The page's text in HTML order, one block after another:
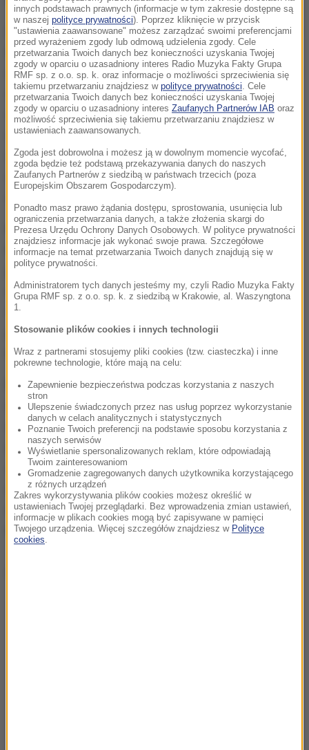
Zaznacza, że porażki go nie zniechęcają, tylko jest w
stanie znaleźć w nich pozytywy.Wiadomo, że
czasami tak jest, że jak człowiek przegra, to analizuje
swój mecz, bo jest więcej czasu do kolejnego
występu, więc teoretycznie o tym, że się przegrało,
można myśleć trochę dłużej. Ale to zależy. Na każdy
mecz trzeba patrzeć z punktu widzenia rozwoju i
okazji do wyciągania wniosków. Nie da się przecież
Hurkacz przyznaje jednak, że jest "trochę
niecierpliwy".Chciałbym być w innym miejscu niż
jestem teraz, ale myślę, że patrząc długofalowo,
może to przynieść dużo lepszy efekt niż gdybym
nagle osiągnął wielki sukces, a nie byłbym na niego
przygotowany- mówi. Dodaje, że musi popracować
nad "paroma elementami".
Polski sportowiec opowiedział także, że w
odróżnieniu od wielu innych sportowców jest
weganem - nie konsumuje produktów pochodzenia
zwierzęcego.Przeczytałem parę książek i filmów i
sam doszedłem do wniosku, że to dla mnie
odpowiednia droga. Dobrze się czuję, mam mnóstwo
energii, wszystko idzie w dobrym kierunku- mówi w
rozmowie z Onetem.
innych podstawach prawnych (informacje w tym zakresie dostępne są
w naszej polityce prywatności). Poprzez kliknięcie w przycisk
"ustawienia zaawansowane" możesz zarządzać swoimi preferencjami
przed wyrażeniem zgody lub odmową udzielenia zgody. Cele
przetwarzania Twoich danych bez konieczności uzyskania Twojej
zgody w oparciu o uzasadniony interes Radio Muzyka Fakty Grupa
RMF sp. z o.o. sp. k. oraz informacje o możliwości sprzeciwienia się
takiemu przetwarzaniu znajdziesz w polityce prywatności. Cele
przetwarzania Twoich danych bez konieczności uzyskania Twojej
zgody w oparciu o uzasadniony interes Zaufanych Partnerów IAB oraz
możliwość sprzeciwienia się takiemu przetwarzaniu znajdziesz w
ustawieniach zaawansowanych.
Zgoda jest dobrowolna i możesz ją w dowolnym momencie wycofać,
zgoda będzie też podstawą przekazywania danych do naszych
Zaufanych Partnerów z siedzibą w państwach trzecich (poza
Europejskim Obszarem Gospodarczym).
Ponadto masz prawo żądania dostępu, sprostowania, usunięcia lub
ograniczenia przetwarzania danych, a także złożenia skargi do
Prezesa Urzędu Ochrony Danych Osobowych. W polityce prywatności
znajdziesz informacje jak wykonać swoje prawa. Szczegółowe
informacje na temat przetwarzania Twoich danych znajdują się w
polityce prywatności.
Administratorem tych danych jesteśmy my, czyli Radio Muzyka Fakty
Grupa RMF sp. z o.o. sp. k. z siedzibą w Krakowie, al. Waszyngtona
1.
Stosowanie plików cookies i innych technologii
Wraz z partnerami stosujemy pliki cookies (tzw. ciasteczka) i inne
pokrewne technologie, które mają na celu:
Zapewnienie bezpieczeństwa podczas korzystania z naszych
stron
Ulepszenie świadczonych przez nas usług poprzez wykorzystanie
danych w celach analitycznych i statystycznych
Poznanie Twoich preferencji na podstawie sposobu korzystania z
naszych serwisów
Wyświetlanie spersonalizowanych reklam, które odpowiadają
Twoim zainteresowaniom
Gromadzenie zagregowanych danych użytkownika korzystającego
z różnych urządzeń
Zakres wykorzystywania plików cookies możesz określić w
ustawieniach Twojej przeglądarki. Bez wprowadzenia zmian ustawień,
informacje w plikach cookies mogą być zapisywane w pamięci
Twojego urządzenia. Więcej szczegółów znajdziesz w Polityce
cookies.